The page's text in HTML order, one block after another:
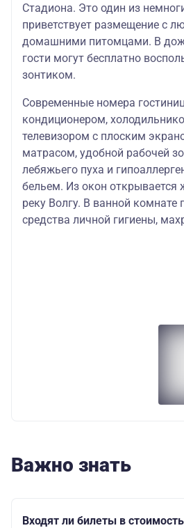
Стадиона. Это один из
приветствует размещение с
домашними питомцами. В
гости могут бесплатно
зонтиком.
Современные номера
кондиционером,
телевизором с плоским
матрасом, удобной рабочей
лебяжьего пуха и
бельем. Из окон открывается
реку Волгу. В ванной комнате
средства личной гигиены,
Важно знать
Входят ли билеты в